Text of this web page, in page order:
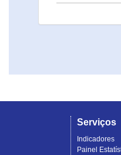
Serviços
Indicadores
Painel